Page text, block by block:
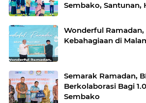
Sembako, Santunan,
Wonderful Ramadan,
Kebahagiaan di
Semarak Ramadan,
Berkolaborasi Bagi
Sembako